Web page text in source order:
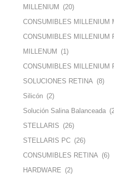
MILLENIUM (20)
CONSUMIBLES MILLENIUM
CONSUMIBLES MILLENIUM
MILLENUM (1)
CONSUMIBLES MILLENIUM
SOLUCIONES RETINA (8)
Silicón (2)
Solución Salina Balanceada
STELLARIS (26)
STELLARIS PC (26)
CONSUMIBLES RETINA (6)
HARDWARE (2)